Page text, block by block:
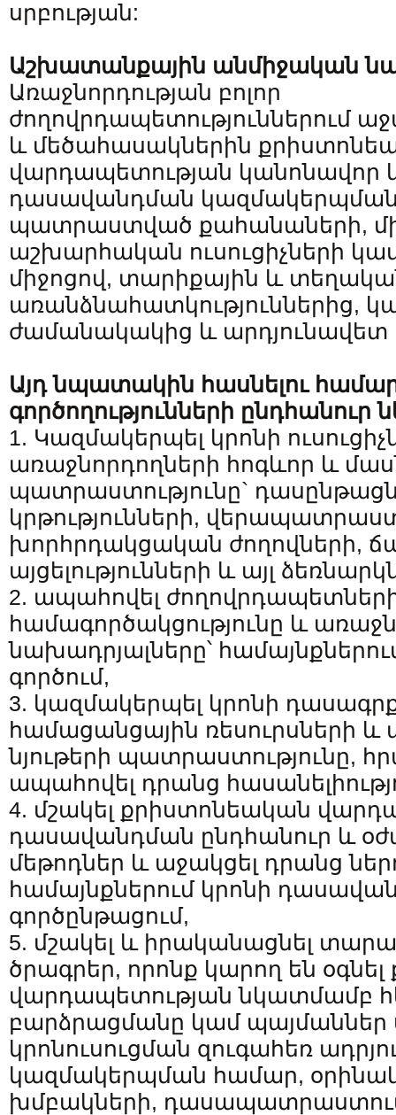
սրբության:
Աշխատանքային անմիջական
Առաջնորդության բոլոր
ժողովրդապետություններում
և մեծահասակներին
վարդապետության կանոնավոր
դասավանդման
պատրաստված քահանաների,
աշխարհական ուսուցիչների
միջոցով, տարիքային և
առանձնահատկություններից,
ժամանակակից և արդյունավետ
Այդ նպատակին հասնելու
գործողությունների ընդհանուր
1. Կազմակերպել կրոնի
առաջնորդողների հոգևոր և
պատրաստությունը`
կրթությունների,
խորհրդակցական ժողովների,
այցելությունների և այլ
2. ապահովել
համագործակցությունը և
նախադրյալները՝
գործում,
3. կազմակերպել կրոնի
համացանցային ռեսուրսների և
նյութերի պատրաստությունը,
ապահովել դրանց
4. մշակել քրիստոնեական
դասավանդման ընդհանուր և
մեթոդներ և աջակցել դրանց
համայնքներում կրոնի
գործընթացում,
5. մշակել և իրականացնել
ծրագրեր, որոնք կարող են
վարդապետության նկատմամբ
բարձրացմանը կամ պայմաններ
կրոնուսուցման զուգահեռ
կազմակերպման համար,
խմբակների,